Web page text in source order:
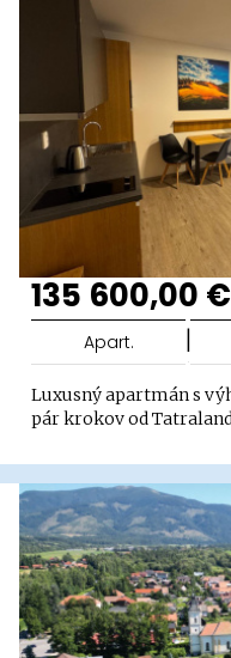
135 600,00 €
Apart. |
Luxusný apartmán s
pár krokov od